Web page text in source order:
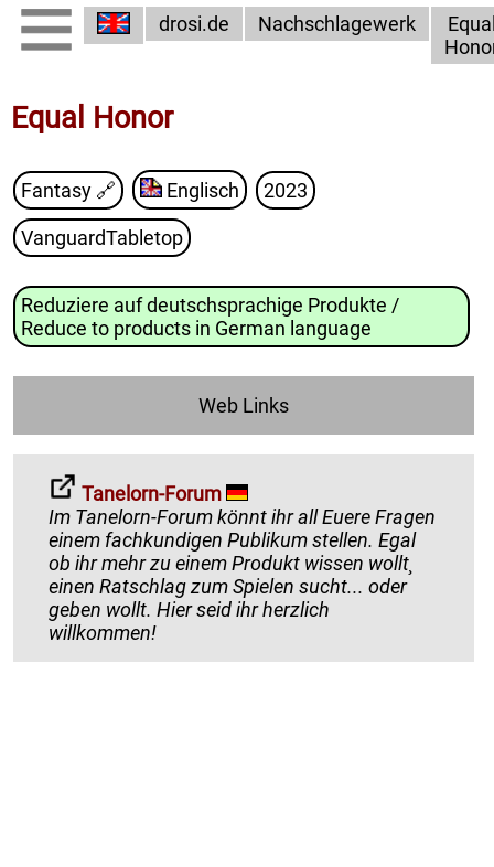
drosi.de Nachschlagewerk
Equal Honor
Fantasy 🔗 Englisch 2023
VanguardTabletop
Reduziere auf deutschsprachige Produkte /
Reduce to products in German language
Web Links
Tanelorn-Forum
Im Tanelorn-Forum könnt ihr all Euere Fragen
einem fachkundigen Publikum stellen. Egal
ob ihr mehr zu einem Produkt wissen wollt¸
einen Ratschlag zum Spielen sucht... oder
geben wollt. Hier seid ihr herzlich
willkommen!